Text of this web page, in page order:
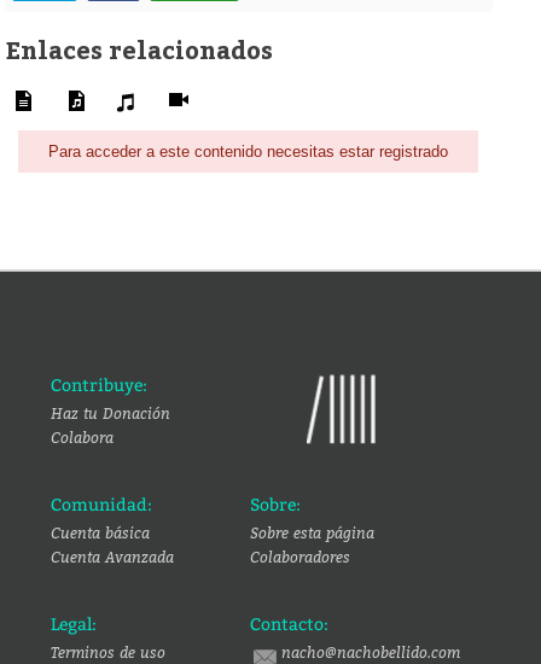
Enlaces relacionados
Para acceder a este contenido necesitas estar registrado
Contribuye:
Haz tu Donación
Colabora
Comunidad:
Cuenta básica
Cuenta Avanzada
Sobre:
Sobre esta página
Colaboradores
Legal:
Terminos de uso
Contacto:
nacho@nachobellido.com